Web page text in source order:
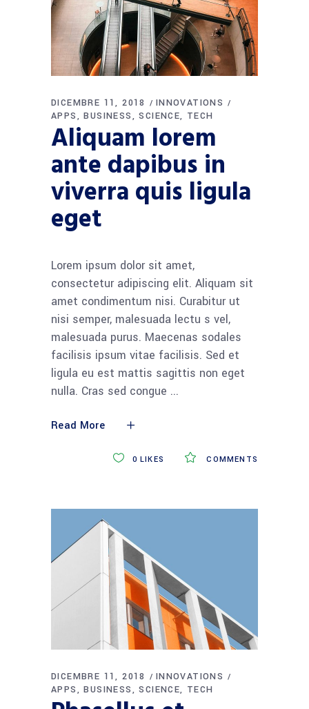
DICEMBRE 11, 2018
INNOVATIONS
APPS
BUSINESS SCIENCE TECH
Aliquam lorem
ante dapibus in
viverra quis ligula
eget
Lorem ipsum dolor sit amet,
consectetur adipiscing elit. Aliquam sit
amet condimentum nisi. Curabitur ut
nisi semper, malesuada lectu s vel,
malesuada purus. Maecenas sodales
facilisis ipsum vitae facilisis. Sed et
ligula eu est mattis sagittis non eget
nulla. Cras sed congue
Read More
COMMENTS
0 LIKES
DICEMBRE 11, 2018
INNOVATIONS
APPS
BUSINESS SCIENCE TECH